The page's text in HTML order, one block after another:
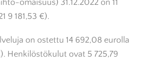
omaisuus) 31.12.2022 on 11
9 181,53 €).
on ostettu 14 692,08 eurolla
Henkilöstökulut ovat 5 725,79